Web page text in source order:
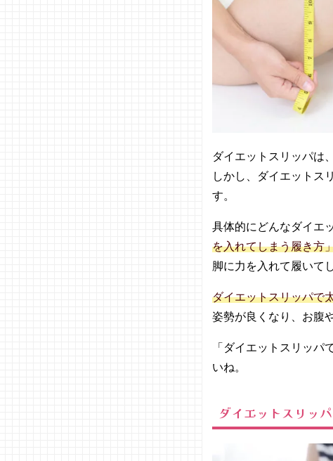
CORO
06. ニトリ
でおすすめ
のダイエッ
トスリッパ
スリッ
パ
（ポン
5）
− ダイ
エット
パ
07. しまむ
ットスリッ
ーでもダイ
エットスリ
ッパは買え
ダイエットスリッパは
しかし、ダイエットス
す。
具体的にどんなダイエ
を入れてしまう履き方
脚に力を入れて履いて
ダイエットスリッパで
姿勢が良くなり、お腹
「ダイエットスリッ
いね。
ダイエットスリッ